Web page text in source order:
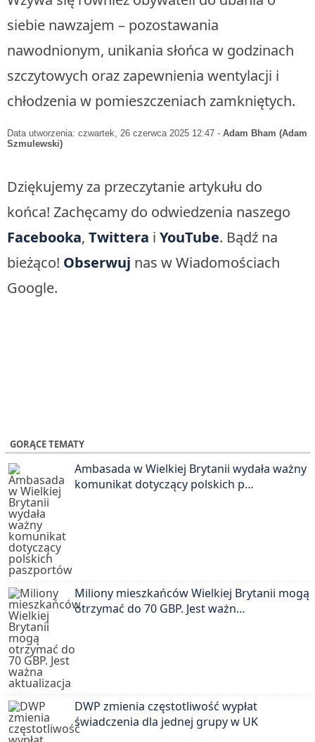
siebie nawzajem – pozostawania
nawodnionym, unikania słońca w godzinach
szczytowych oraz zapewnienia wentylacji i
chłodzenia w pomieszczeniach zamkniętych.
Data utworzenia: czwartek, 26 czerwca 2025 12:47 - Adam Bham (Adam
Szmulewski)
Dziękujemy za przeczytanie artykułu do
końca! Zachęcamy do odwiedzenia naszego
Facebooka, Twittera i YouTube. Bądź na
bieżąco! Obserwuj nas w Wiadomościach
Google.
GORĄCE TEMATY
Ambasada w Wielkiej Brytanii wydała ważny
komunikat dotyczący polskich p…
Miliony mieszkańców Wielkiej Brytanii mogą
otrzymać do 70 GBP. Jest ważn…
DWP zmienia częstotliwość wypłat
świadczenia dla jednej grupy w UK